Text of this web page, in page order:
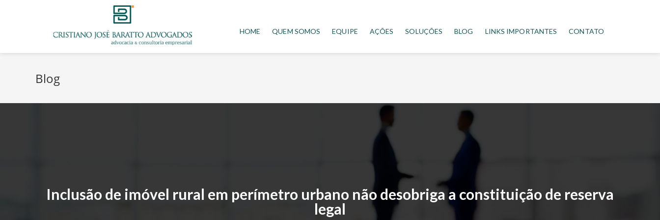
HOME QUEM SOMOS EQUIPE AÇÕES SOLUÇÕES BLOG LINKS IMPORTANTES CONTATO
Blog
Inclusão de imóvel rural em perímetro urbano não desobriga a constituição de reserva
legal